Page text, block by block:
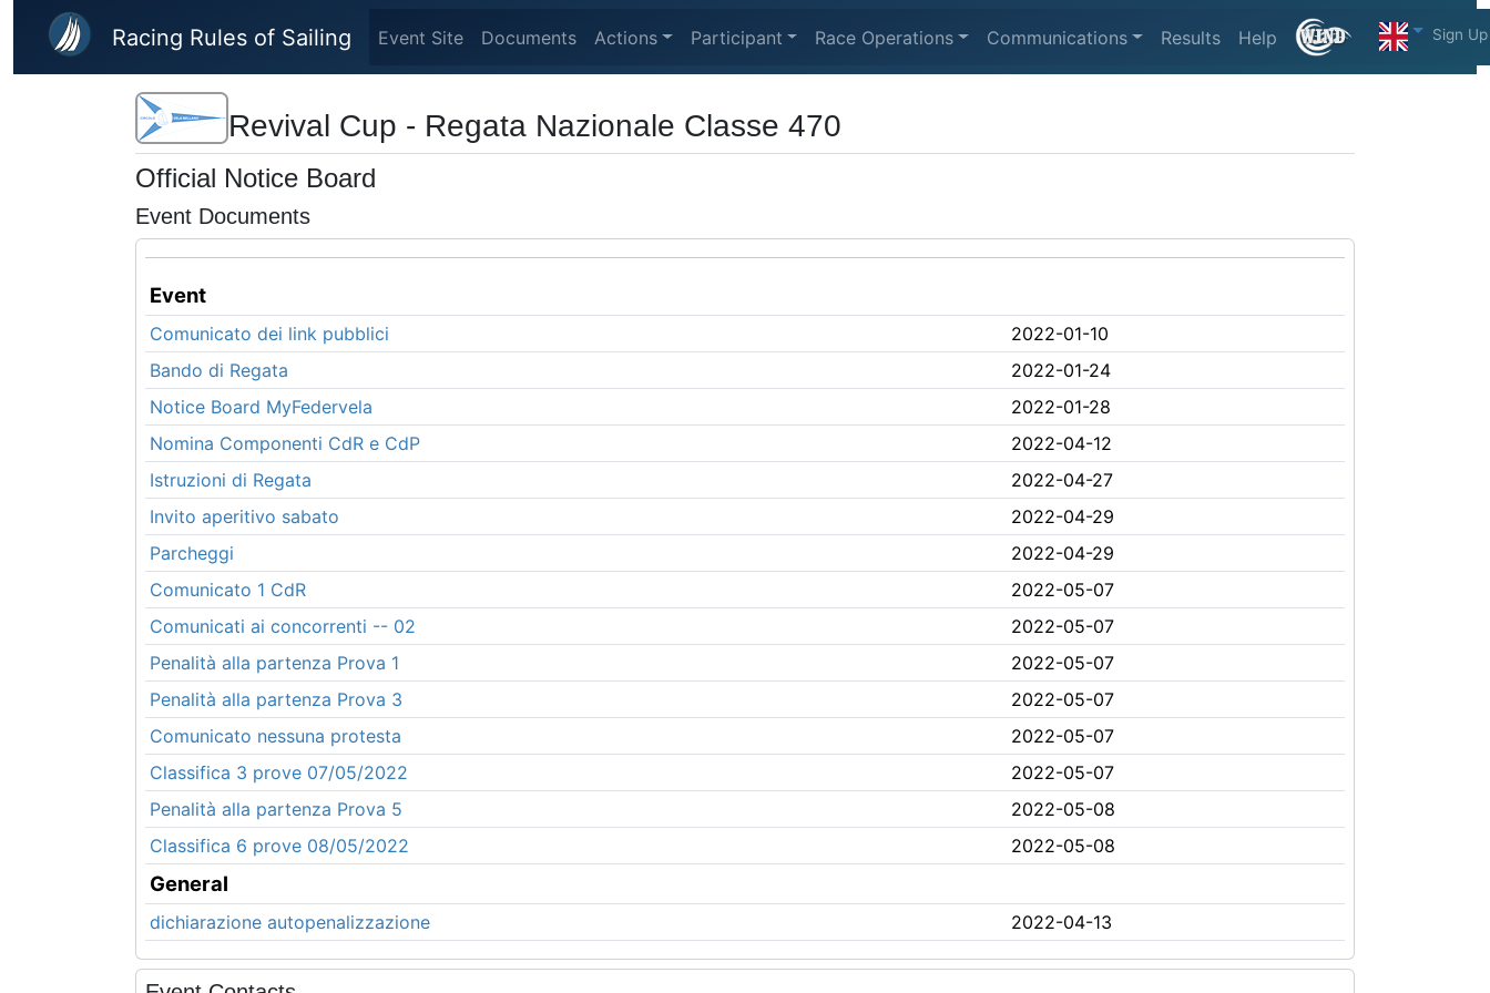
Skip to main content
Racing Rules of Sailing Event Site Documents Actions Participant Race Operations Communications Results Help Sign Up
Revival Cup - Regata Nazionale Classe 470
Official Notice Board
Event Documents
Event
Comunicato dei link pubblici
2022-01-10
Bando di Regata
2022-01-24
Notice Board MyFedervela
2022-01-28
Nomina Componenti CdR e CdP
2022-04-12
Istruzioni di Regata
2022-04-27
Invito aperitivo sabato
2022-04-29
Parcheggi
2022-04-29
Comunicato 1 CdR
2022-05-07
Comunicati ai concorrenti -- 02
2022-05-07
Penalità alla partenza Prova 1
2022-05-07
Penalità alla partenza Prova 3
2022-05-07
Comunicato nessuna protesta
2022-05-07
Classifica 3 prove 07/05/2022
2022-05-07
Penalità alla partenza Prova 5
2022-05-08
Classifica 6 prove 08/05/2022
2022-05-08
General
dichiarazione autopenalizzazione 2022-04-13